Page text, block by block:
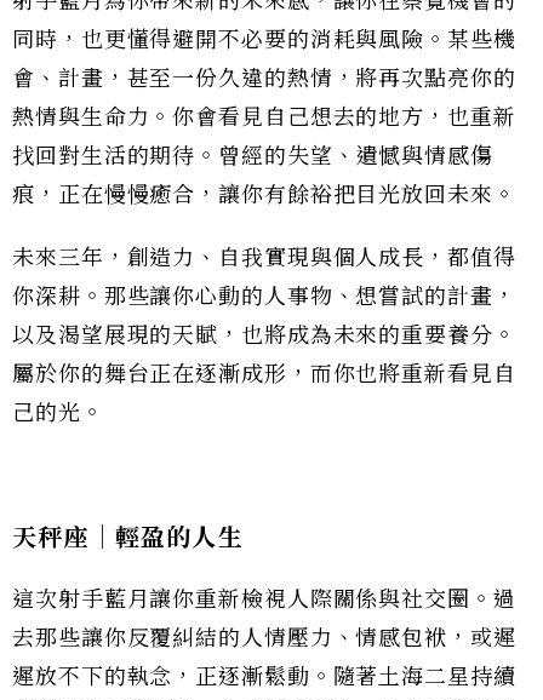
同時，也更懂得避開不必要的消耗與風險。某些機
會、計畫，甚至一份久違的熱情，將再次點亮你的
熱情與生命力。你會看見自己想去的地方，也重新
找回對生活的期待。曾經的失望、遺憾與情感傷
痕，正在慢慢癒合，讓你有餘裕把目光放回未來。
未來三年，創造力、自我實現與個人成長，都值得
你深耕。那些讓你心動的人事物、想嘗試的計畫，
以及渴望展現的天賦，也將成為未來的重要養分。
屬於你的舞台正在逐漸成形，而你也將重新看見自
己的光。
天秤座｜輕盈的人生
這次射手藍月讓你重新檢視人際關係與社交圈。過
去那些讓你反覆糾結的人情壓力、情感包袱，或遲
遲放不下的執念，正逐漸鬆動。隨著土海二星持續